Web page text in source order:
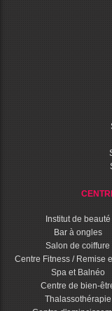
Institut de beauté
Bar à ongles
Salon de coiffure
Centre Fitness / Remise
Spa et Balnéo
Centre de bien-
Thalassothérapie